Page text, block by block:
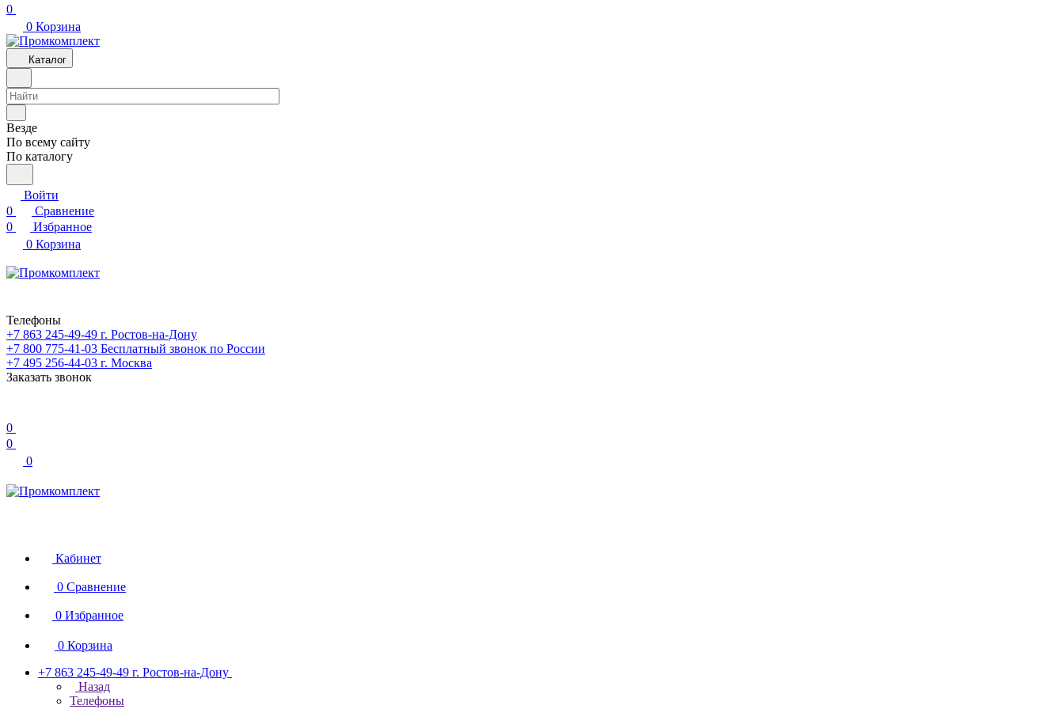
0
0 Корзина
Каталог
Везде
По всему сайту
По каталогу
Войти
0
Сравнение
0
Избранное
0 Корзина
Телефоны
+7 863 245-49-49 г. Ростов-на-Дону
+7 800 775-41-03 Бесплатный звонок по России
+7 495 256-44-03 г. Москва
Заказать звонок
0
0
0
Кабинет
0 Сравнение
0 Избранное
0 Корзина
+7 863 245-49-49 г. Ростов-на-Дону
Назад
Телефоны